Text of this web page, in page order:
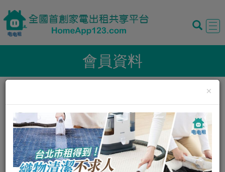
會員資料
暱稱: Q寶翔
×